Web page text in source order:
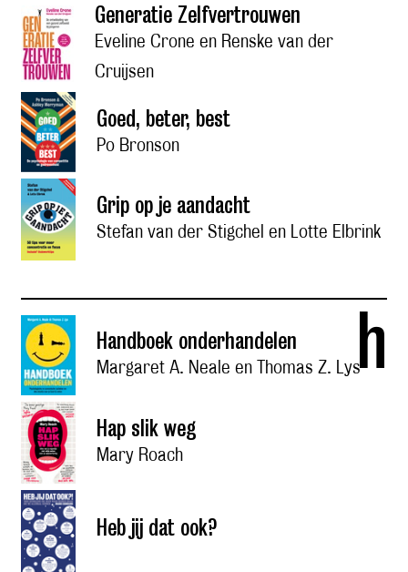
Generatie Zelfvertrouwen
Eveline Crone en Renske van der
Cruijsen
Goed, beter, best
Po Bronson
Grip op je aandacht
Stefan van der Stigchel en Lotte Elbrink
h
Handboek onderhandelen
Margaret A. Neale en Thomas Z. Lys
Hap slik weg
Mary Roach
Heb jij dat ook?